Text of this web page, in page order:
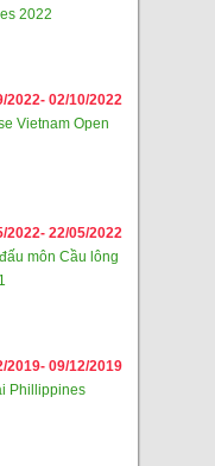
2022
2022- 02/10/2022
Vietnam Open
2022- 22/05/2022
môn Cầu lông
2019- 09/12/2019
Phillippines